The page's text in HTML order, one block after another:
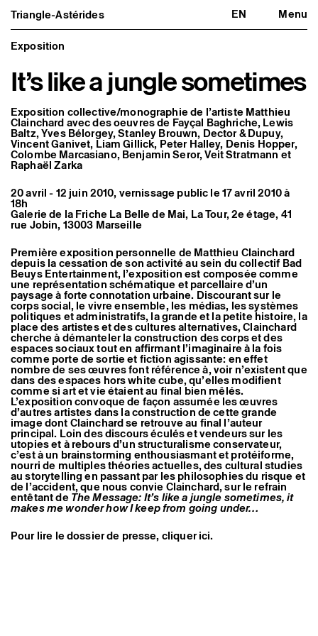
Triangle-Astérides EN Menu
Triangle-Astérides
Centre d’art contemporain
d’intérêt national
et résidence internationale d'artistes
Fermer
Présentation
Équipe et gouvernance
Partenaires et réseaux
Formation professionnelle
Adhérer / nous soutenir
Rapports d'activité
Informations pratiques
Programmation
Agenda : en cours et à venir
Expositions
Événements
Médiation
Publics associés
Les Nouveaux Commanditaires
Artistes résident·es et associé·es
Résident·es
Artistes associé·es
Hors-les-murs
Ancien·nes résident·es et artistes associé·es
Exposition
It’s like a jungle sometimes
Exposition collective/monographie de l’artiste Matthieu
Clainchard avec des oeuvres de Fayçal Baghriche, Lewis
Baltz, Yves Bélorgey, Stanley Brouwn, Dector & Dupuy,
Vincent Ganivet, Liam Gillick, Peter Halley, Denis Hopper,
Colombe Marcasiano, Benjamin Seror, Veit Stratmann et
Raphaël Zarka
20 avril - 12 juin 2010, vernissage public le 17 avril 2010 à
18h
Galerie de la Friche La Belle de Mai, La Tour, 2e étage, 41
rue Jobin, 13003 Marseille
Première exposition personnelle de Matthieu Clainchard
depuis la cessation de son activité au sein du collectif Bad
Beuys Entertainment, l’exposition est composée comme
une représentation schématique et parcellaire d’un
paysage à forte connotation urbaine. Discourant sur le
corps social, le vivre ensemble, les médias, les systèmes
politiques et administratifs, la grande et la petite histoire, la
place des artistes et des cultures alternatives, Clainchard
cherche à démanteler la construction des corps et des
espaces sociaux tout en affirmant l’imaginaire à la fois
comme porte de sortie et fiction agissante: en effet
nombre de ses œuvres font référence à, voir n’existent que
dans des espaces hors white cube, qu’elles modifient
comme si art et vie étaient au final bien mêlés.
L’exposition convoque de façon assumée les œuvres
d’autres artistes dans la construction de cette grande
image dont Clainchard se retrouve au final l’auteur
principal. Loin des discours éculés et vendeurs sur les
utopies et à rebours d’un structuralisme conservateur,
c’est à un brainstorming enthousiasmant et protéiforme,
nourri de multiples théories actuelles, des cultural studies
au storytelling en passant par les philosophies du risque et
de l’accident, que nous convie Clainchard, sur le refrain
entêtant deThe Message: It’s like a jungle sometimes, it
makes me wonder how I keep from going under…
Pour lire le dossier de presse, cliquer ici.